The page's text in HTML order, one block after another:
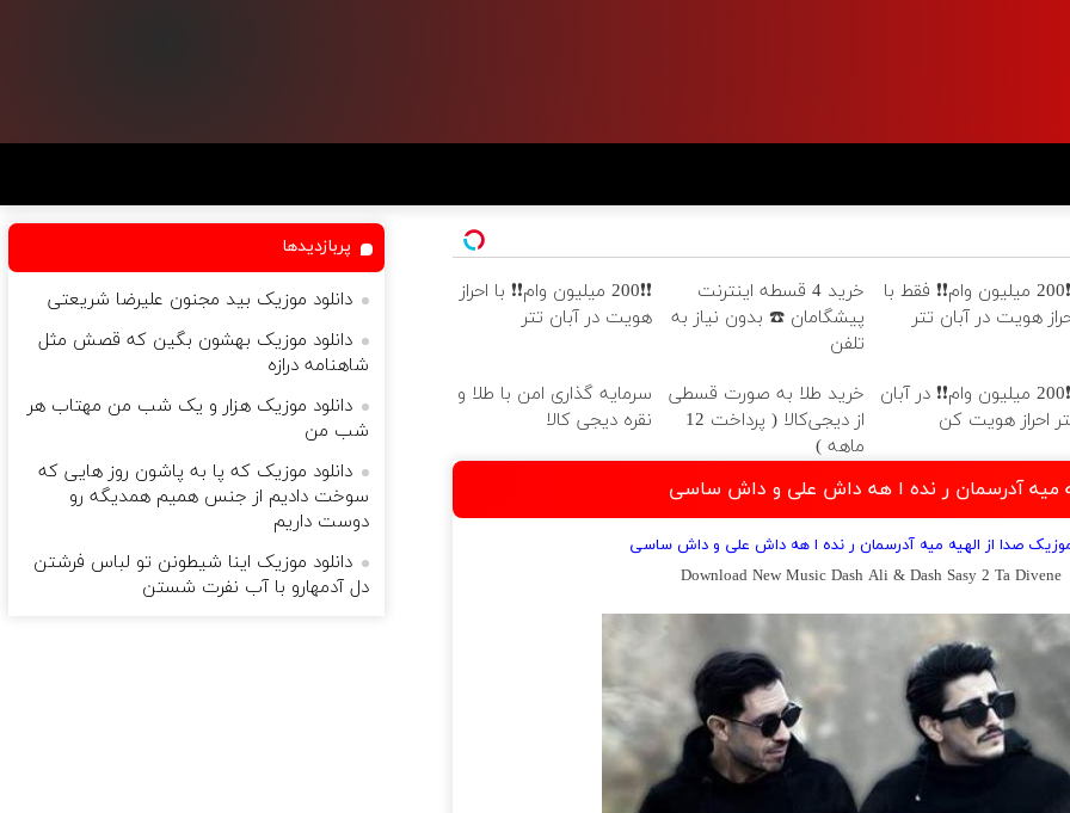
❗❗200 میلیون وام❗❗ فقط با
هویت در آبان تتر
خرید 4 قسطه اینترنت
پیشگامان ☎️ بدون نیاز به
تلفن
❗❗200 میلیون وام❗❗ با احراز
هویت در آبان تتر
❗❗200 میلیون وام❗❗ در آبان
احراز هویت کن
خرید طلا به صورت قسطی
از دیجی‌کالا ( پرداخت 12
ماهه )
سرمایه گذاری امن با طلا و
نقره دیجی کالا
میه آدرسمان ر نده ا هه داش علی و داش ساسی
موزیک صدا از الهیه میه آدرسمان ر نده ا هه داش علی و داش ساسی
Download New Music Dash Ali & Dash Sasy 2 Ta Divene
پربازدیدها
دانلود موزیک بید مجنون علیرضا شریعتی
دانلود موزیک بهشون بگین که قصش مثل
شاهنامه درازه
دانلود موزیک هزار و یک شب من مهتاب هر
شب من
دانلود موزیک که پا به پاشون روز هایی که
سوخت دادیم از جنس همیم همدیگه رو
دوست داریم
دانلود موزیک اینا شیطونن تو لباس فرشتن
دل آدمهارو با آب نفرت شستن